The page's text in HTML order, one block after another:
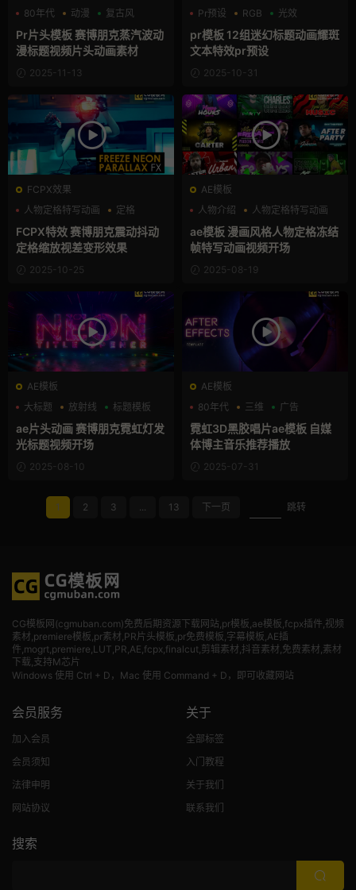
80年代
动漫 复古风
Pr片头模板 赛博朋克蒸汽波动
漫标题视频片头动画素材
2025-11-13
Pr预设
RGB 光效
pr模板 12组迷幻标题动画耀斑
文本特效pr预设
2025-10-31
FCPX效果
人物定格特写动画
定格
FCPX特效 赛博朋克震动抖动
定格缩放视差变形效果
2025-10-25
AE模板
人物介绍
人物定格特写动画
歌手
ae模板 漫画风格人物定格冻结
帧特写动画视频开场
2025-08-19
AE模板
大标题
放射线 标题模板
ae片头动画 赛博朋克霓虹灯发
光标题视频开场
2025-08-10
AE模板
80年代
三维 广告
霓虹3D黑胶唱片ae模板 自媒
体博主音乐推荐播放
2025-07-31
1 2 3 ... 13 下一页 跳转
CG模板网(cgmuban.com)免费后期资源下载网站,pr模板,ae模板,fcpx插件,视频
素材,premiere模板,pr素材,PR片头模板,pr免费模板,字幕模板,AE插
件,mogrt,premiere,LUT,PR,AE,fcpx,finalcut,剪辑素材,抖音素材,免费素材,素材
下载,支持M芯片
Windows 使用 Ctrl + D，Mac 使用 Command + D，即可收藏网站
会员服务
加入会员
会员须知
法律申明
网站协议
关于
全部标签
入门教程
关于我们
联系我们
搜索